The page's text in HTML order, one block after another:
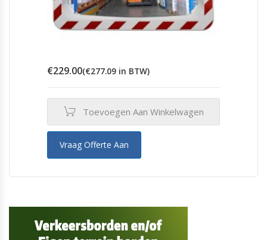
€229.00(€277.09 in BTW)
Toevoegen Aan Winkelwagen
Vraag Offerte Aan